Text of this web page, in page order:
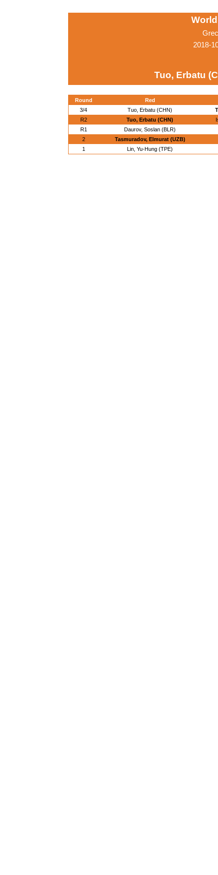
2018-
Tuo, Erbatu
Round
Red
3/4
Tuo, Erbatu (CHN)
R2
Tuo, Erbatu (CHN)
R1
Daurov, Soslan (BLR)
2
Tasmuradov, Elmurat (UZB)
1
Lin, Yu-Hung (TPE)